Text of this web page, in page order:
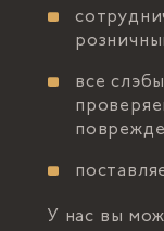
все
У нас вы